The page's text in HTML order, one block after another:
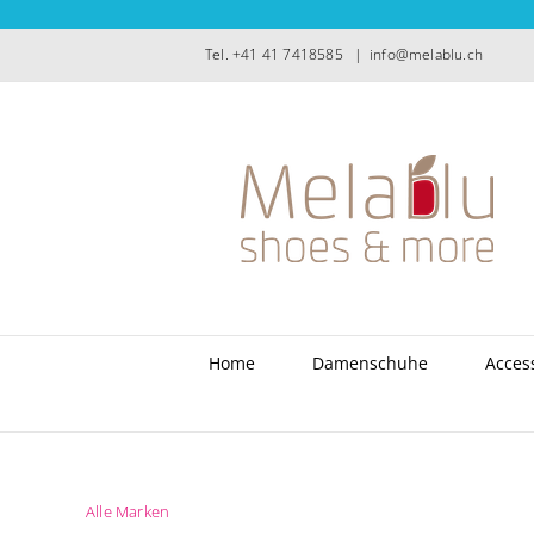
Tel. +41 41 7418585 | info@melablu.ch
Home Damenschuhe
Alle Marken